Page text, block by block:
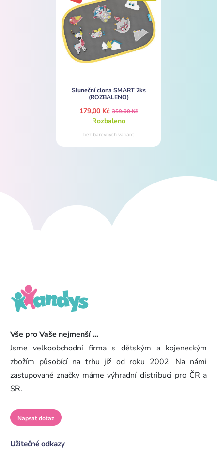
Sluneční clona SMART 2ks
(ROZBALENO)
179,00 Kč 359,00 Kč
Rozbaleno
bez barevných variant
Vše pro Vaše nejmenší ...
Jsme velkoobchodní firma s dětským a kojeneckým
zbožím působící na trhu již od roku 2002. Na námi
zastupované značky máme výhradní distribuci pro ČR a
SR.
Napsat dotaz
Užitečné odkazy